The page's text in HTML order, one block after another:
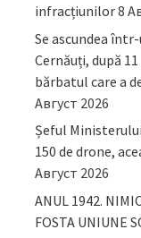
infracțiunilor8
Se ascundea
Cernăuți, după
bărbatul care a
Август 2026
Șeful
150 de drone,
Август 2026
ANUL 1942.
FOSTA UNIUNE